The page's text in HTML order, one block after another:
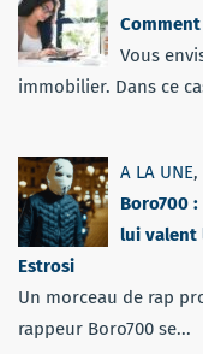
Vous
immobilier. Dans ce
A LA UNE,
Boro700
lui valent
Estrosi
Un morceau de rap
rappeur Boro700 se...